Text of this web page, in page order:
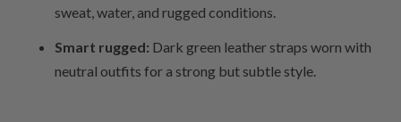
sweat, water, and rugged conditions.
Smart rugged: Dark green leather straps worn with
neutral outfits for a strong but subtle style.